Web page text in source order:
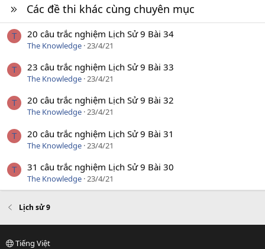
Các đề thi khác cùng chuyên mục
T 20 câu trắc nghiệm Lịch Sử 9 Bài 34
The Knowledge 23/4/21
T 23 câu trắc nghiệm Lịch Sử 9 Bài 33
The Knowledge 23/4/21
T 20 câu trắc nghiệm Lịch Sử 9 Bài 32
The Knowledge 23/4/21
T 20 câu trắc nghiệm Lịch Sử 9 Bài 31
The Knowledge 23/4/21
T 31 câu trắc nghiệm Lịch Sử 9 Bài 30
The Knowledge 23/4/21
Lịch sử 9
Tiếng Việt